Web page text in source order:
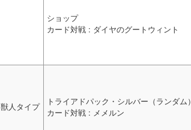
ショップ
カード対戦 : ダイヤのグートウィント
獣人タイプ
トライアドパック・シルバー（ランダム）
カード対戦 : メメルン